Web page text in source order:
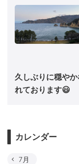
久しぶりに穏や
れております😃
カレンダー
7月